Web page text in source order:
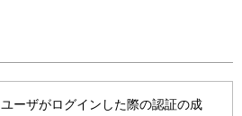
ユーザがログインした際の認証の成